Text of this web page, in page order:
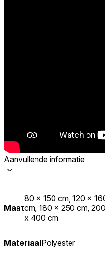
Aanvullende informatie
Maat
80 x 150 cm, 120 x
cm, 180 x 250 cm,
x 400 cm
MateriaalPolyester